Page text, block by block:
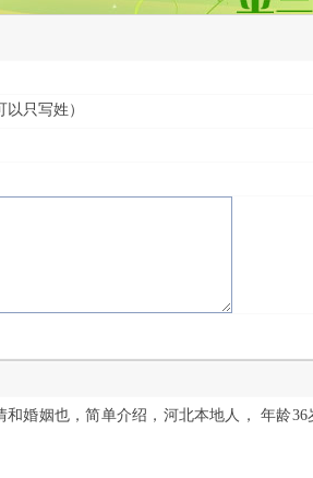
以只写姓）
婚姻也，简单介绍，河北本地人， 年龄36